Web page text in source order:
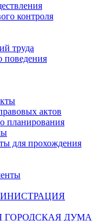
контроля
труда
поведения
актов
планирования
для прохождения
ГОРОДСКАЯ ДУМА